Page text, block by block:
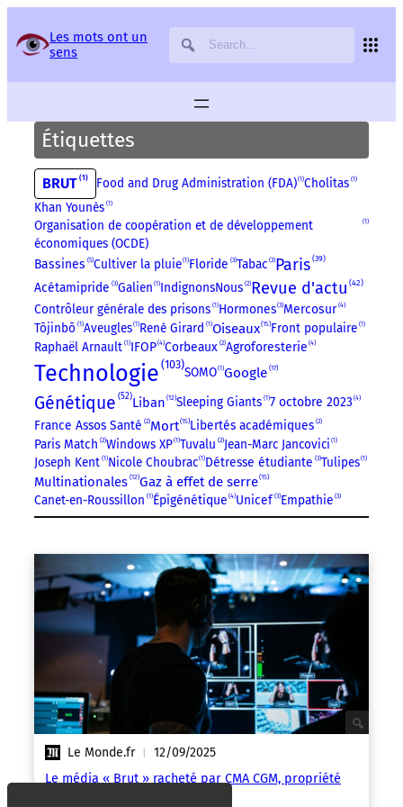
Les mots ont un
sens
Étiquettes
BRUT 1 Food and Drug Administration (FDA) 1 Cholitas 1
Khan Younès 1
Organisation de coopération et de développement
économiques (OCDE)
1
Bassines 5 Cultiver la pluie 1 Floride 3 Tabac 3 Paris 39
Acétamipride 3 Galien 1 IndignonsNous 2 Revue d'actu 42
Contrôleur générale des prisons 1 Hormones 3 Mercosur 4
Tōjinbō 1 Aveugles 1 René Girard 1 Oiseaux 15 Front populaire 1
Raphaël Arnault 1 IFOP 4 Corbeaux 2 Agroforesterie 4
Technologie 103
SOMO 1 Google 17
Génétique 52 Liban 12 Sleeping Giants 1 7 octobre 2023 4
France Assos Santé 2 Mort 15 Libertés académiques 2
Paris Match 2 Windows XP 1 Tuvalu 2 Jean-Marc Jancovici 1
Joseph Kent 1 Nicole Choubrac 1 Détresse étudiante 3 Tulipes 1
Multinationales 12 Gaz à effet de serre 15
Canet-en-Roussillon 1 Épigénétique 4 Unicef 3 Empathie 3
Le Monde.fr | 12/09/2025
Le média « Brut » racheté par CMA CGM, propriété
Panneau de gestion des services